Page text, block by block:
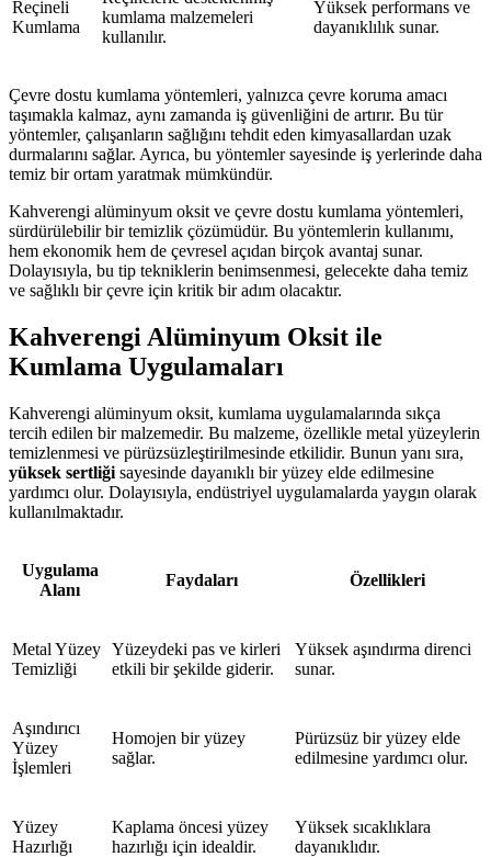
Reçineli
Kumlama
kumlama malzemeleri
kullanılır.
Yüksek performans ve
dayanıklılık sunar.
Çevre dostu kumlama yöntemleri, yalnızca çevre koruma amacı
taşımakla kalmaz, aynı zamanda iş güvenliğini de artırır. Bu tür
yöntemler, çalışanların sağlığını tehdit eden kimyasallardan uzak
durmalarını sağlar. Ayrıca, bu yöntemler sayesinde iş yerlerinde daha
temiz bir ortam yaratmak mümkündür.
Kahverengi alüminyum oksit ve çevre dostu kumlama yöntemleri,
sürdürülebilir bir temizlik çözümüdür. Bu yöntemlerin kullanımı,
hem ekonomik hem de çevresel açıdan birçok avantaj sunar.
Dolayısıyla, bu tip tekniklerin benimsenmesi, gelecekte daha temiz
ve sağlıklı bir çevre için kritik bir adım olacaktır.
Kahverengi Alüminyum Oksit ile
Kumlama Uygulamaları
Kahverengi alüminyum oksit, kumlama uygulamalarında sıkça
tercih edilen bir malzemedir. Bu malzeme, özellikle metal yüzeylerin
temizlenmesi ve pürüzsüzleştirilmesinde etkilidir. Bunun yanı sıra,
yüksek sertliği sayesinde dayanıklı bir yüzey elde edilmesine
yardımcı olur. Dolayısıyla, endüstriyel uygulamalarda yaygın olarak
kullanılmaktadır.
Uygulama
Alanı
Faydaları Özellikleri
Metal Yüzey
Temizliği
Yüzeydeki pas ve kirleri
etkili bir şekilde giderir.
Yüksek aşındırma direnci
sunar.
Aşındırıcı
Yüzey
İşlemleri
Homojen bir yüzey
sağlar.
Pürüzsüz bir yüzey elde
edilmesine yardımcı olur.
Yüzey
Hazırlığı
Kaplama öncesi yüzey
hazırlığı için idealdir.
Yüksek sıcaklıklara
dayanıklıdır.